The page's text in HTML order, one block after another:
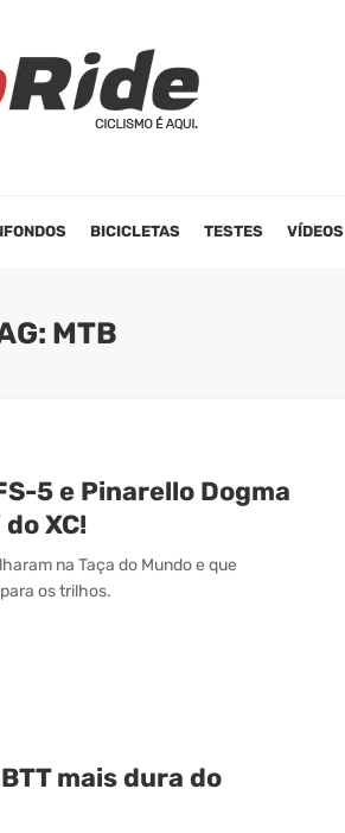
BICICLETAS TESTES VÍDEOS
MTB
5 e Pinarello Dogma
XC!
na Taça do Mundo e que
os trilhos.
mais dura do